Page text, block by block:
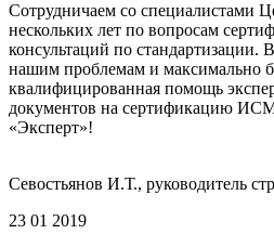
Сотрудничаем со специалистами
нескольких лет по вопросам
консультаций по стандартизации.
нашим проблемам и максимально
квалифицированная помощь
документов на сертификацию ИСМ
«Эксперт»!
Севостьянов И.Т., руководитель
23 01 2019